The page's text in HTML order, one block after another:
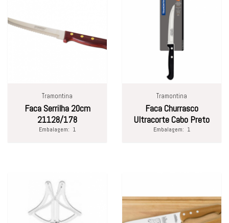
Tramontina
Faca Serrilha 20cm
21128/178
Embalagem: 1
Tramontina
Faca Churrasco
Ultracorte Cabo Preto
Embalagem: 1